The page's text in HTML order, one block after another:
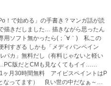
！で始める」の手書き？マンガ話が読
した… 描きながら思ったん
ソフト無かったら(；´∀｀) 私この
すぎる しかも「メディバンペイン
パカ」無料だし（有料じゃないと軽い
版だとCMも見なくてもイイ……
ヶ月30時間無料 アイビスペイントはP
なってます） 良い世の中だなぁ～～